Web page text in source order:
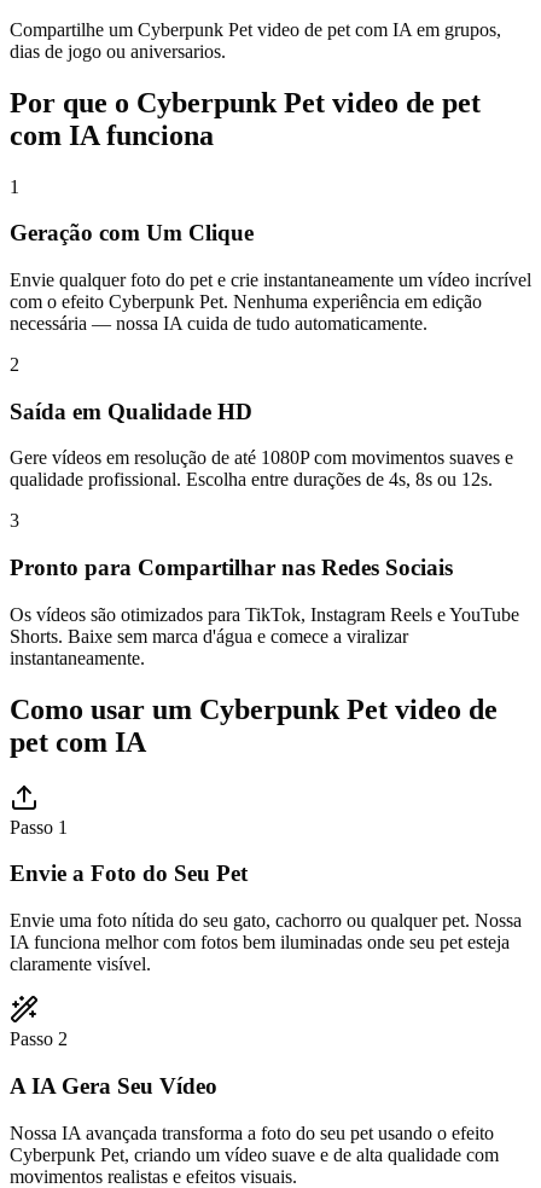
Compartilhe um Cyberpunk Pet video de pet com IA em grupos,
dias de jogo ou aniversarios.
Por que o Cyberpunk Pet video de pet
com IA funciona
1
Geração com Um Clique
Envie qualquer foto do pet e crie instantaneamente um vídeo incrível
com o efeito Cyberpunk Pet. Nenhuma experiência em edição
necessária — nossa IA cuida de tudo automaticamente.
2
Saída em Qualidade HD
Gere vídeos em resolução de até 1080P com movimentos suaves e
qualidade profissional. Escolha entre durações de 4s, 8s ou 12s.
3
Pronto para Compartilhar nas Redes Sociais
Os vídeos são otimizados para TikTok, Instagram Reels e YouTube
Shorts. Baixe sem marca d'água e comece a viralizar
instantaneamente.
Como usar um Cyberpunk Pet video de
pet com IA
Passo 1
Envie a Foto do Seu Pet
Envie uma foto nítida do seu gato, cachorro ou qualquer pet. Nossa
IA funciona melhor com fotos bem iluminadas onde seu pet esteja
claramente visível.
Passo 2
A IA Gera Seu Vídeo
Nossa IA avançada transforma a foto do seu pet usando o efeito
Cyberpunk Pet, criando um vídeo suave e de alta qualidade com
movimentos realistas e efeitos visuais.